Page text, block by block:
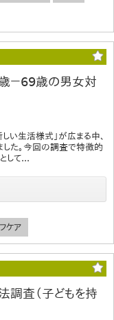
－69歳の男女対
い生活様式」が広まる中、
した。今回の調査で特徴的
して...
ケア
査（子どもを持